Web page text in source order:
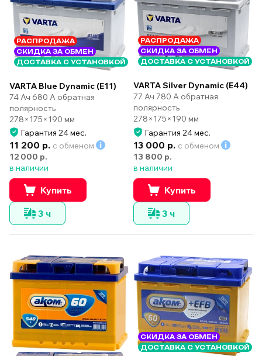
РАСПРОДАЖА
СКИДКА ЗА ОБМЕН
ДОСТАВКА С УСТАНОВКОЙ
VARTA Blue Dynamic (E11)
74 Ач 680 А обратная
полярность
278×175×190 мм
Гарантия 24 мес.
11 200 р. с обменом
12 000 р.
в наличии
Купить
3 ч
РАСПРОДАЖА
СКИДКА ЗА ОБМЕН
ДОСТАВКА С УСТАНОВКОЙ
VARTA Silver Dynamic (E44)
77 Ач 780 А обратная
полярность
278×175×190 мм
Гарантия 24 мес.
13 000 р. с обменом
13 800 р.
в наличии
Купить
3 ч
СКИДКА ЗА ОБМЕН
ДОСТАВКА С УСТАНОВКОЙ